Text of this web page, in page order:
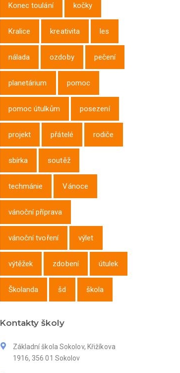
Konec toulání kočky
Kralice kreativita les
nálada ozdoby pečení
planetárium pomoc
pomoc útulkům posezení
projekt přátelé rodiče
sbírka soutěž
techmánie Vánoce
vánoční příprava
vánoční tvoření výlet
výtěžek zdobení útulek
Školanda šd škola
Kontakty školy
Základní škola Sokolov, Křižíkova
1916, 356 01 Sokolov